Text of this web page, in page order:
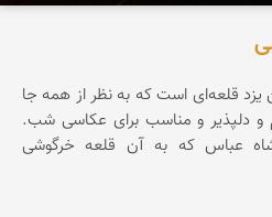
قلعه‌ای است که به نظر از همه جا
و دلپذیر و مناسب برای عکاسی شب.
شاه عباس که به آن قلعه خرگوشی